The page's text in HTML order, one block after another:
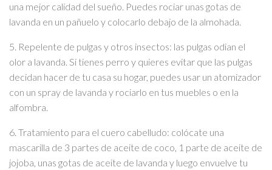
una mejor calidad del sueño. Puedes rociar unas gotas de
lavanda en un pañuelo y colocarlo debajo de la almohada.
5. Repelente de pulgas y otros insectos: las pulgas odian el
olor a lavanda. Si tienes perro y quieres evitar que las pulgas
decidan hacer de tu casa su hogar, puedes usar un atomizador
con un spray de lavanda y rociarlo en tus muebles o en la
alfombra.
6. Tratamiento para el cuero cabelludo: colócate una
mascarilla de 3 partes de aceite de coco, 1 parte de aceite de
jojoba, unas gotas de aceite de lavanda y luego envuelve tu